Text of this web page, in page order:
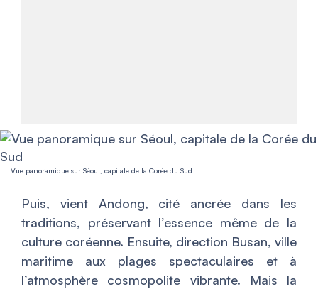
Vue panoramique sur Séoul, capitale de la Corée du Sud
Puis, vient Andong, cité ancrée dans les
traditions, préservant l’essence même de la
culture coréenne. Ensuite, direction Busan, ville
maritime aux plages spectaculaires et à
l’atmosphère cosmopolite vibrante. Mais la